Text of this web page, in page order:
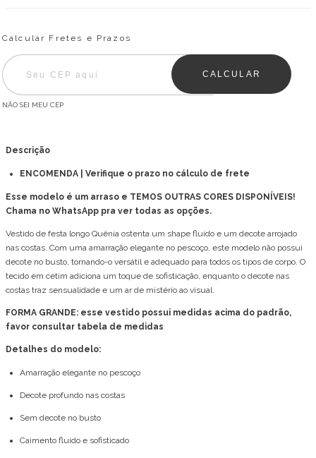
Entregas para o CEP:
Calcular Fretes e Prazos
CALCULAR
NÃO SEI MEU CEP
Descrição
ENCOMENDA | Verifique o prazo no cálculo de frete
Esse modelo é um arraso e TEMOS OUTRAS CORES DISPONÍVEIS!
Chama no WhatsApp pra ver todas as opções.
Vestido de festa longo Quênia ostenta um shape fluído e um decote arrojado
nas costas. Com uma amarração elegante no pescoço, este modelo não possui
decote no busto, tornando-o versátil e adequado para todos os tipos de corpo. O
tecido em cetim adiciona um toque de sofisticação, enquanto o decote nas
costas traz sensualidade e um ar de mistério ao visual.
FORMA GRANDE: esse vestido possui medidas acima do padrão,
favor consultar tabela de medidas
Detalhes do modelo:
Amarração elegante no pescoço
Decote profundo nas costas
Sem decote no busto
Caimento fluido e sofisticado